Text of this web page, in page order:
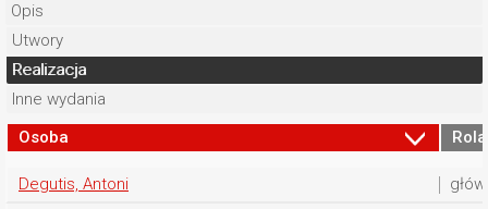
Opis
Utwory
Realizacja
Inne wydania
Osoba
Rola
Degutis, Antoni